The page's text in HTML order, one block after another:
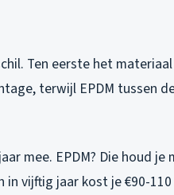
Ten eerste het
terwijl EPDM tussen
mee. EPDM? Die houd
in vijftig jaar kost je €90-